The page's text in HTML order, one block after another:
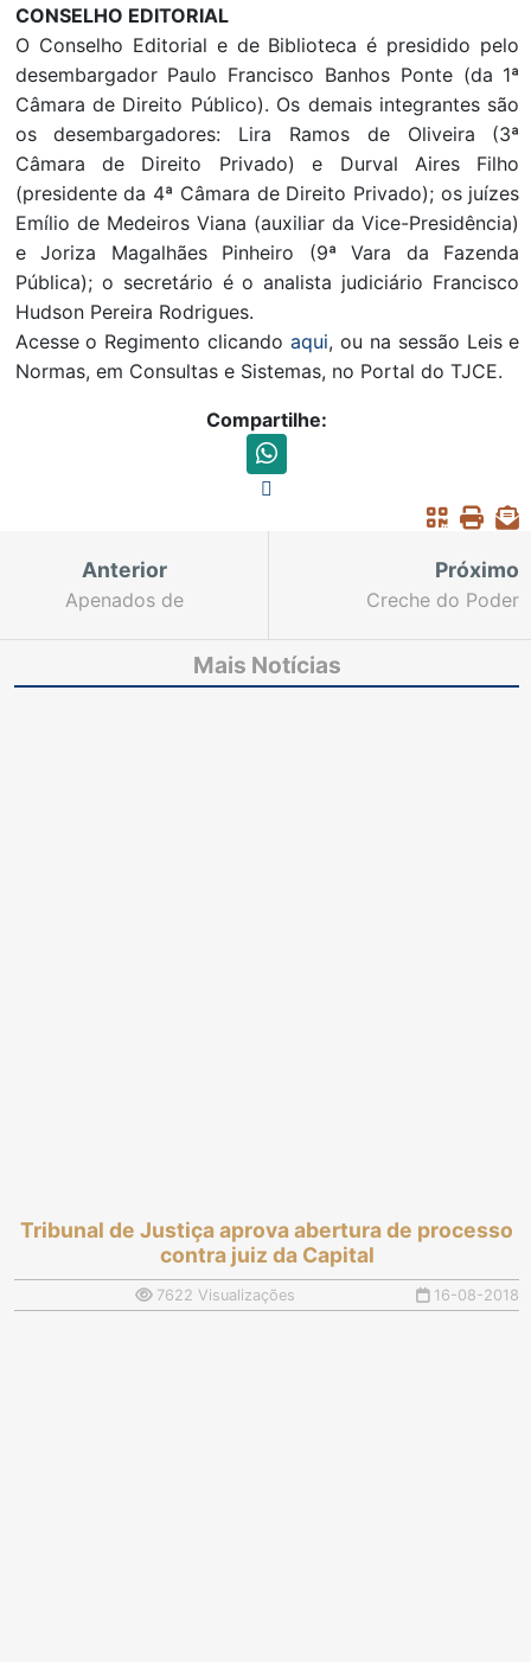
CONSELHO EDITORIAL
O Conselho Editorial e de Biblioteca é presidido pelo
desembargador Paulo Francisco Banhos Ponte (da 1ª
Câmara de Direito Público). Os demais integrantes são
os desembargadores: Lira Ramos de Oliveira (3ª
Câmara de Direito Privado) e Durval Aires Filho
(presidente da 4ª Câmara de Direito Privado); os juízes
Emílio de Medeiros Viana (auxiliar da Vice-Presidência)
e Joriza Magalhães Pinheiro (9ª Vara da Fazenda
Pública); o secretário é o analista judiciário Francisco
Hudson Pereira Rodrigues.
Acesse o Regimento clicandoaqui, ou na sessão Leis e
Normas, em Consultas e Sistemas, no Portal do TJCE.
Compartilhe:
Anterior
Apenados de
podem ter penas
reduzidas por meio de
Próximo
Creche do Poder
jantar para pais e filhos
Mais Notícias
Tribunal de Justiça aprova abertura de processo
contra juiz da Capital
7622 Visualizações 16-08-2018